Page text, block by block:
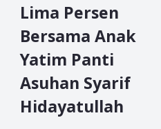
Lima Persen
Bersama Anak
Yatim Panti
Asuhan Syarif
Hidayatullah